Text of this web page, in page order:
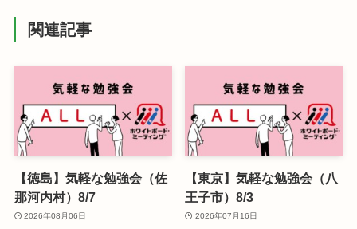
関連記事
【徳島】気軽な勉強会（佐
那河内村）8/7
2026年08月06日
【東京】気軽な勉強会（八
王子市）8/3
2026年07月16日